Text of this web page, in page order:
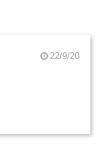
22/9/20